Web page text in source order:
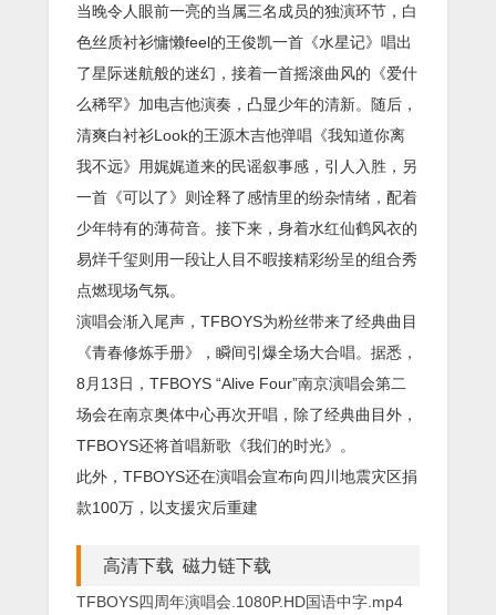
当晚令人眼前一亮的当属三名成员的独演环节，白
色丝质衬衫慵懒feel的王俊凯一首《水星记》唱出
了星际迷航般的迷幻，接着一首摇滚曲风的《爱什
么稀罕》加电吉他演奏，凸显少年的清新。随后，
清爽白衬衫Look的王源木吉他弹唱《我知道你离
我不远》用娓娓道来的民谣叙事感，引人入胜，另
一首《可以了》则诠释了感情里的纷杂情绪，配着
少年特有的薄荷音。接下来，身着水红仙鹤风衣的
易烊千玺则用一段让人目不暇接精彩纷呈的组合秀
点燃现场气氛。
演唱会渐入尾声，TFBOYS为粉丝带来了经典曲目
《青春修炼手册》，瞬间引爆全场大合唱。据悉，
8月13日，TFBOYS “Alive Four”南京演唱会第二
场会在南京奥体中心再次开唱，除了经典曲目外，
TFBOYS还将首唱新歌《我们的时光》。
此外，TFBOYS还在演唱会宣布向四川地震灾区捐
款100万，以支援灾后重建
高清下载 磁力链下载
TFBOYS四周年演唱会.1080P.HD国语中字.mp4